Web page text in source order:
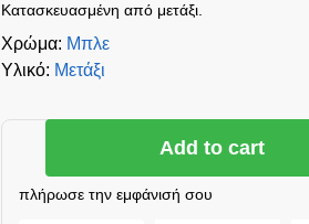
Κατασκευασμένη από μετάξι.
Χρώμα: Μπλε
Υλικό: Μετάξι
Add to cart
πλήρωσε την εμφάνισή σου